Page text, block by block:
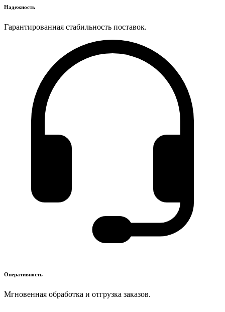
Надежность
Гарантированная стабильность поставок.
Оперативность
Мгновенная обработка и отгрузка заказов.